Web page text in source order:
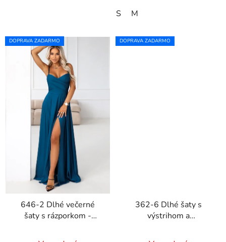
S M
DOPRAVA ZADARMO
646-2 Dlhé večerné
šaty s rázporkom -
DOPRAVA ZADARMO
362-6 Dlhé šaty s
výstrihom a
JUSTINE - béžové